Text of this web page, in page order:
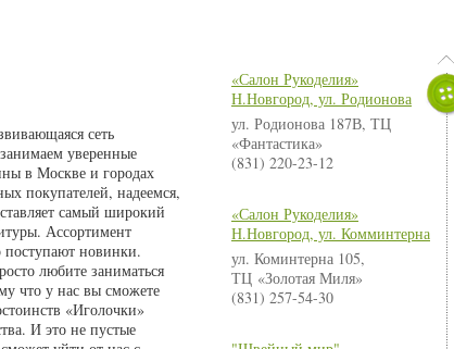
сеть
уверенные
в Москве и городах
покупателей, надеемся,
самый широкий
Ассортимент
поступают новинки.
любите заниматься
что у нас вы сможете
«Иголочки»
И это не пустые
«Салон Рукоделия»
Н.Новгород, ул. Родионова
ул. Родионова 187В, ТЦ
«Фантастика»
(831) 220-23-12
«Салон Рукоделия»
Н.Новгород, ул. Комминтерна
ул. Коминтерна 105,
ТЦ «Золотая Миля»
(831) 257-54-30